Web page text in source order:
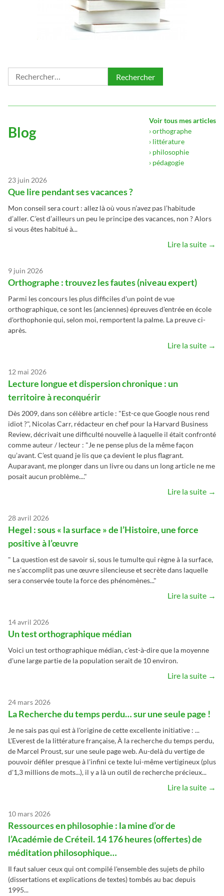
Rechercher :
Blog
Voir tous mes articles
› orthographe
› littérature
› philosophie
› pédagogie
23 juin 2026
Que lire pendant ses vacances ?
Mon conseil sera court : allez là où vous n’avez pas l’habitude
d’aller. C’est d’ailleurs un peu le principe des vacances, non ? Alors
si vous êtes habitué à...
Lire la suite →
9 juin 2026
Orthographe : trouvez les fautes (niveau expert)
Parmi les concours les plus difficiles d'un point de vue
orthographique, ce sont les (anciennes) épreuves d'entrée en école
d'orthophonie qui, selon moi, remportent la palme. La preuve ci-
après.
Lire la suite →
12 mai 2026
Lecture longue et dispersion chronique : un
territoire à reconquérir
Dès 2009, dans son célèbre article : "Est-ce que Google nous rend
idiot ?", Nicolas Carr, rédacteur en chef pour la Harvard Business
Review, décrivait une difficulté nouvelle à laquelle il était confronté
comme auteur / lecteur : "Je ne pense plus de la même façon
qu’avant. C’est quand je lis que ça devient le plus flagrant.
Auparavant, me plonger dans un livre ou dans un long article ne me
posait aucun problème...."
Lire la suite →
28 avril 2026
Hegel : sous « la surface » de l’Histoire, une force
positive à l’œuvre
" La question est de savoir si, sous le tumulte qui règne à la surface,
ne s’accomplit pas une œuvre silencieuse et secrète dans laquelle
sera conservée toute la force des phénomènes..."
Lire la suite →
14 avril 2026
Un test orthographique médian
Voici un test orthographique médian, c'est-à-dire que la moyenne
d'une large partie de la population serait de 10 environ.
Lire la suite →
24 mars 2026
La Recherche du temps perdu… sur une seule page !
Je ne sais pas qui est à l'origine de cette excellente initiative : ...
L'Everest de la littérature française, À la recherche du temps perdu,
de Marcel Proust, sur une seule page web. Au-delà du vertige de
pouvoir défiler presque à l'infini ce texte lui-même vertigineux (plus
d'1,3 millions de mots...), il y a là un outil de recherche précieux...
Lire la suite →
10 mars 2026
Ressources en philosophie : la mine d’or de
l’Académie de Créteil. 14 176 heures (offertes) de
méditation philosophique…
Il faut saluer ceux qui ont compilé l'ensemble des sujets de philo
(dissertations et explications de textes) tombés au bac depuis
1995...